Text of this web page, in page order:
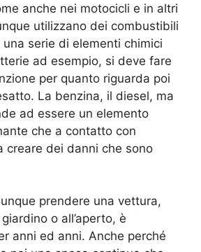
anche nei motocicli e in altri
utilizzano dei combustibili
serie di elementi chimici
ad esempio, si deve fare
per quanto riguarda poi
La benzina, il diesel, ma
ad essere un elemento
che a contatto con
creare dei danni che sono
prendere una vettura,
o all’aperto, è
anni ed anni. Anche perché